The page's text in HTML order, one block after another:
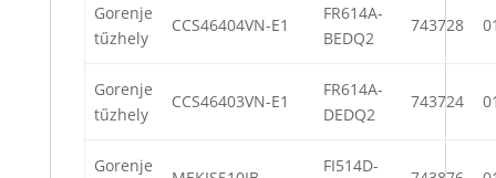
Gorenje
tűzhely
CCS46404VN-E1
FR614A-
BEDQ2
743728
Gorenje
tűzhely
CCS46403VN-E1
FR614A-
DEDQ2
743724
Gorenje
FI514D-